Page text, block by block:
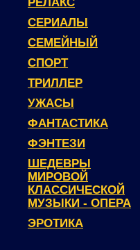
СЕРИАЛЫ
СЕМЕЙНЫЙ
СПОРТ
ТРИЛЛЕР
УЖАСЫ
ФАНТАСТИКА
ФЭНТЕЗИ
ШЕДЕВРЫ
МИРОВОЙ
КЛАССИЧЕСКОЙ
МУЗЫКИ - ОПЕРА
ЭРОТИКА